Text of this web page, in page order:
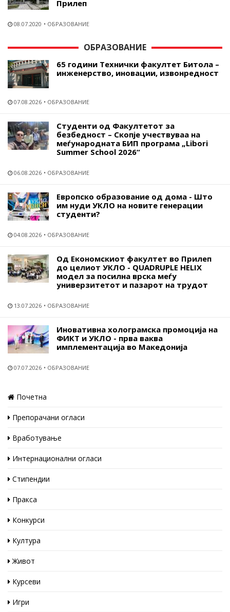
Прилеп
08.07.2020 ОБРАЗОВАНИЕ
ОБРАЗОВАНИЕ
65 години Технички факултет Битола –
инженерство, иновации, извонредност
07.08.2026 ОБРАЗОВАНИЕ
Студенти од Факултетот за
безбедност – Скопје учествуваа на
меѓународната БИП програма „Libori
Summer School 2026“
06.08.2026 ОБРАЗОВАНИЕ
Европско образование од дома - Што
им нуди УКЛО на новите генерации
студенти?
04.08.2026 ОБРАЗОВАНИЕ
Од Економскиот факултет во Прилеп
до целиот УКЛО - QUADRUPLE HELIX
модел за посилна врска меѓу
универзитетот и пазарот на трудот
13.07.2026 ОБРАЗОВАНИЕ
Иновативна холограмска промоција на
ФИКТ и УКЛО - прва ваква
имплементација во Македонија
07.07.2026 ОБРАЗОВАНИЕ
Почетна
Препорачани огласи
Вработување
Интернационални огласи
Стипендии
Пракса
Конкурси
Култура
Живот
Курсеви
Игри